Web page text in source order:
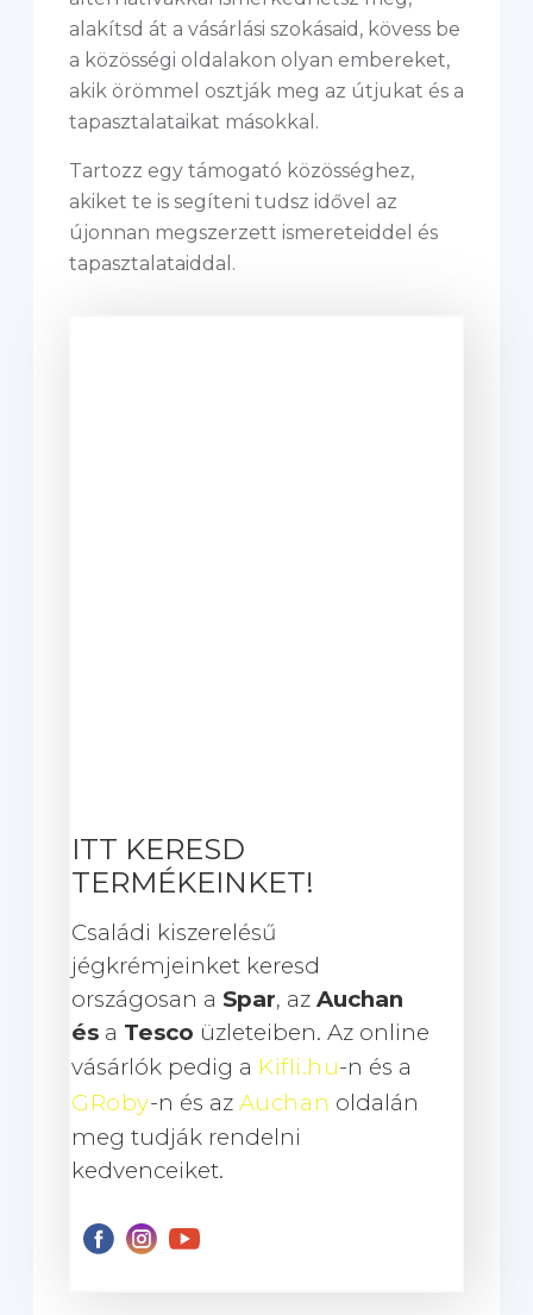
alakítsd át a vásárlási szokásaid, kövess be
a közösségi oldalakon olyan embereket,
akik örömmel osztják meg az útjukat és a
tapasztalataikat másokkal.
Tartozz egy támogató közösséghez,
akiket te is segíteni tudsz idővel az
újonnan megszerzett ismereteiddel és
tapasztalataiddal.
ITT KERESD
TERMÉKEINKET!
Családi kiszerelésű
jégkrémjeinket keresd
országosan a Spar, az Auchan
és a Tesco üzleteiben. Az online
vásárlók pedig a Kifli.hu-n és a
GRoby-n és az Auchan oldalán
meg tudják rendelni
kedvenceiket.